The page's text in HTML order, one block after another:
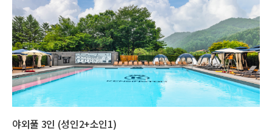
야외풀 3인 (성인2+소인1)